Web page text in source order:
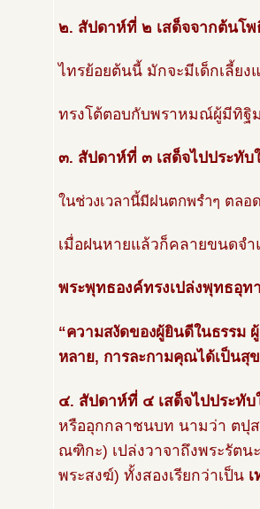
๒. สัปดาห์ที่ ๒ เสด็จจากต้นโ
ไทรย้อยต้นนี้ มักจะมีเด็กเลี้ย
ทรงโต้ตอบกับพราหมณ์ผู้มีทิ
๓. สัปดาห์ที่ ๓ เสด็จไปประทั
ในช่วงเวลานี้มีฝนตกพรำๆ ตล
เมื่อฝนหายแล้วก็คลายขนดจ
พระพุทธองค์ทรงเปล่งพุทธอุท
“ความสงัดของผู้ยินดีในธรรม
หลาย, การละกามคุณได้เป็นสุ
๔. สัปดาห์ที่ ๔ เสด็จไปประทั
หรืออุกกลาชนบท นามว่า ตปุ
ณฑิกะ) เปล่งวาจาถึงพระรัต
พระสงฆ์) ทั้งสองเรียกว่าเป็น